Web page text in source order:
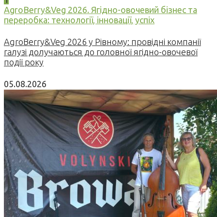
AgroBerry&Veg 2026. Ягідно-овочевий бізнес та
переробка: технології, інновації, успіх
AgroBerry&Veg 2026 у Рівному: провідні компанії
галузі долучаються до головної ягідно-овочевої
події року
05.08.2026